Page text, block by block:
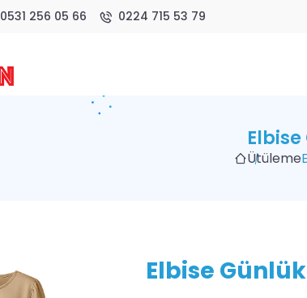
0531 256 05 66 0224 715 53 79
Ütüleme
Elbise Günlük